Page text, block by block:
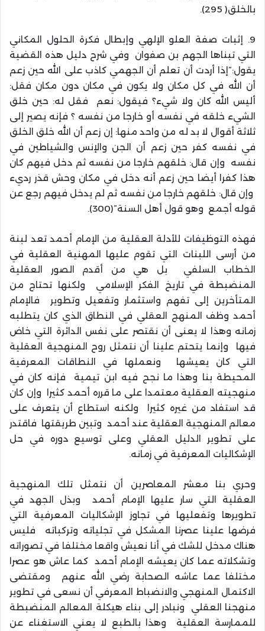
بالخلق( 295).
9. إثبات صفة العلو الإلهي وإبطال فكرة الحلول المكاني
التي تبناها الجهم بن صفوان وفي شرح دليل هذه القضية
يقول:”إذا أردت أن تعلم أن الجهمي كاذب على الله حين زعم
أن الله في كل مكان ولا يكون في مكان دون مكان فقل:
أليس الله كان ولا شيء؟ فيقول: نعم فقل له: حين خلق
الشيء خلقه في نفسه أو خارجا من نفسه ؟ فإنه يصير إلى
ثلاثة أقوال لا بد له من واحد منها: إن زعم أن الله خلق الخلق
في نفسه كفر حين زعم أن الجن والإنس والشياطين في
نفسه وإن قال: خلقهم خارجا من نفسه ثم دخل فيهم كان
هذا كفرا أيضا حين زعم أنه دخل في مكان وحش قذر رديء
وإن قال: خلقهم خارجا من نفسه ثم لم يدخل فيهم رجع عن
قوله أجمع وهو قول أهل السنة”(300).
فهذه التوظيفات للأدلة العقلية من الإمام أحمد تعد لبنة
من أرسى اللبنات التي تقوم عليها المهنية العقلية في
الخطاب السلفي بل هي من أقدم الصور العقلية
المنضبطة في تاريخ الفكر الإسلامي ولكنها تحتاج من
المتأخرين إلى تفهم واستثمار وتفعيل وتطوير فالإمام
أحمد وظف المنهج العقلي في النطاق الذي كان يتطلبه
زمانه وهذا لا يعنى أن نقتصر على نفس الدائرة التي خاض
فيها وإنما يتحتم علينا أن نتمثل روح المنهجية العقلية
التي كان يعيشها ونعملها في النطاقات المعرفية
المحيطة بنا وهذا ما نجح فيه ابن تيمية فإنه كان في
منهجيته العقلية معتمدا على ما قرره أحمد كثيرا وإن كان
قد استفاد من غيره كثيرا ولكنه استطاع أن يتعرف على
معالم المنهجية العقلية عند أحمد وتبين طريقتها فاقتدر
على تطوير الدليل العقلي وعلى توسيع دوره في حل
الإشكاليات المعرفية في زمانه.
وحري بنا معشر المعاصرين أن نتمثل تلك المنهجية
العقلية التي سار عليها الإمام أحمد وبذل الجهد في
تطويرها وتفعليها في تجاوز الإشكاليات المعرفية التي
فرضها علينا عصرنا المشكل في تجلياته وتركباته فليس
هناك مدخل للشك في أنا نعيش واقعا مختلفا في تصوراته
وتشكلاته عما كان يعيشه الإمام أحمد كما عاش هو عصرا
مختلفا عما عاشه الصحابة رضي الله عنهم ومقتضى
الاكتمال المنهجي والانضباط المعرفي أن نسعى في تطوير
منهجنا العقلي ونبادر إلى بناء هيكلة المعالم المنضبطة
للممارسة العقلية وهذا بالطبع لا يعني الاستغناء عن